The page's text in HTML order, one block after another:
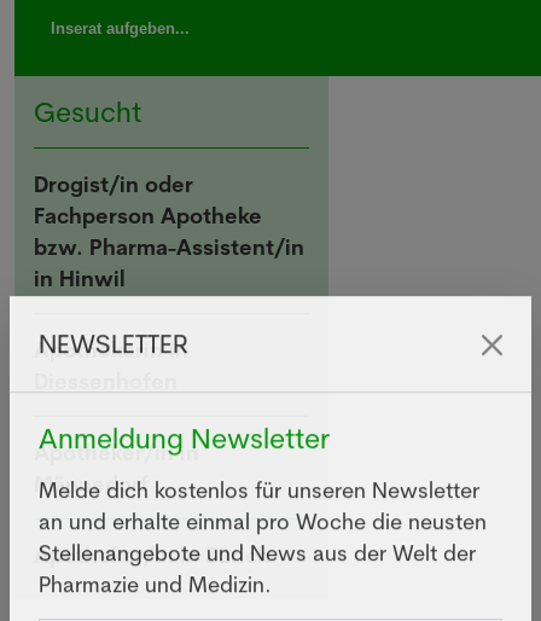
Inserat aufgeben...
Gesucht
Drogist/in oder
Fachperson Apotheke
bzw. Pharma-Assistent/in
in Hinwil
Apothekerin in
Apotheker/in in
Männedorf
Apotheker/in in Zürich
Anmeldung Newsletter
Melde dich kostenlos für unseren Newsletter
an und erhalte einmal pro Woche die neusten
Stellenangebote und News aus der Welt der